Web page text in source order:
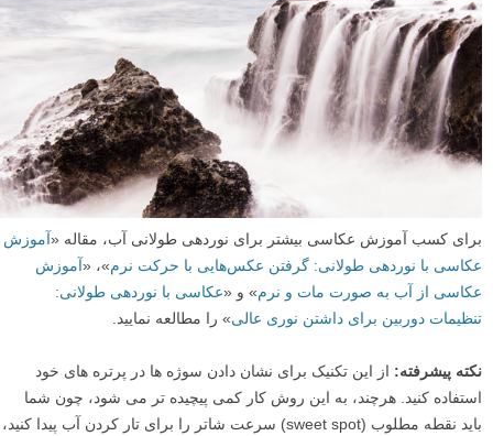
برای کسب آموزش عکاسی بیشتر برای نوردهی طولانی آب، مقاله «آموزش
عکاسی با نوردهی طولانی: گرفتن عکس‌هایی با حرکت نرم»، «آموزش
عکاسی از آب به صورت مات و نرم» و «عکاسی با نوردهی طولانی:
تنظیمات دوربین برای داشتن نوری عالی» را مطالعه نمایید.
نکته پیشرفته: از این تکنیک برای نشان دادن سوژه ها در پرتره های خود
استفاده کنید. هرچند، به این روش کار کمی پیچیده تر می شود، چون شما
باید نقطه مطلوب (sweet spot) سرعت شاتر را برای تار کردن آب پیدا کنید،